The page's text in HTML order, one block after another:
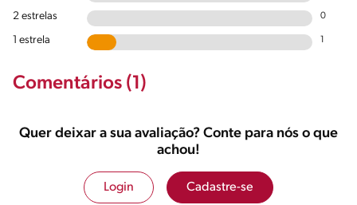
2 estrelas 0
1 estrela
Comentários (1)
Quer deixar a sua avaliação? Conte para nós o que
achou!
Login Cadastre-se